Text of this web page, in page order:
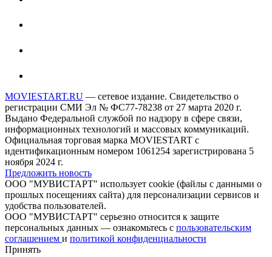
MOVIESTART.RU — сетевое издание. Свидетельство о
регистрации СМИ Эл № ФС77-78238 от 27 марта 2020 г.
Выдано Федеральной службой по надзору в сфере связи,
информационных технологий и массовых коммуникаций.
Официальная торговая марка MOVIESTART с
идентификационным номером 1061254 зарегистрирована 5
ноября 2024 г.
Предложить новость
ООО "МУВИСТАРТ" использует cookie (файлы с данными о
прошлых посещениях сайта) для персонализации сервисов и
удобства пользователей.
ООО "МУВИСТАРТ" серьезно относится к защите
персональных данных — ознакомьтесь с пользовательским
соглашением и политикой конфиденциальности
Принять